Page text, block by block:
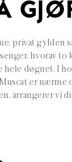
privat gylden
hvorav to
døgnet. I
er nærme
arrangerer vi